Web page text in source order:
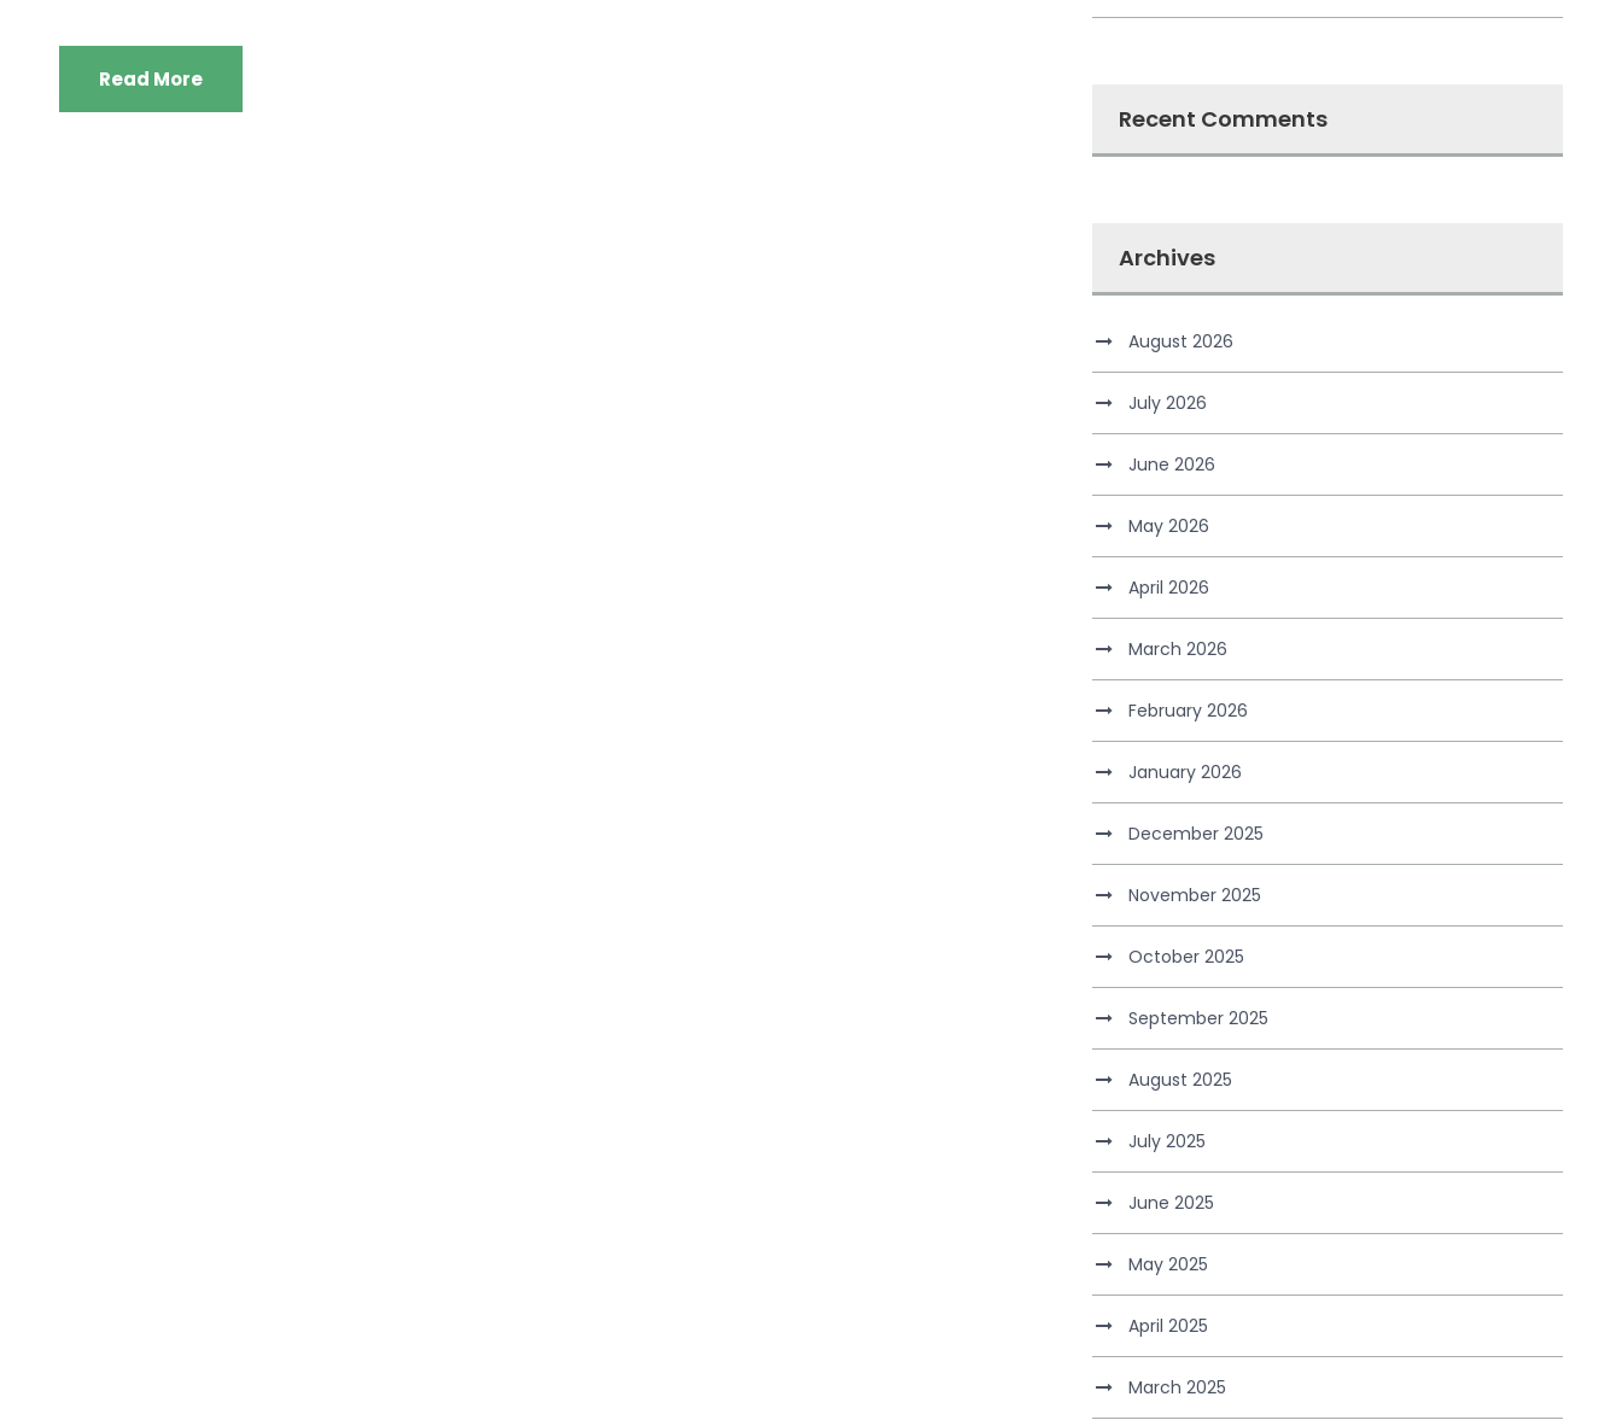
Read More
Recent Comments
Archives
August 2026
July 2026
June 2026
May 2026
April 2026
March 2026
February 2026
January 2026
December 2025
November 2025
October 2025
September 2025
August 2025
July 2025
June 2025
May 2025
April 2025
March 2025